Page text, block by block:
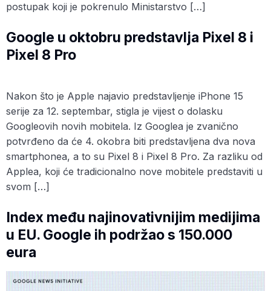
postupak koji je pokrenulo Ministarstvo […]
Google u oktobru predstavlja Pixel 8 i
Pixel 8 Pro
Nakon što je Apple najavio predstavljenje iPhone 15
serije za 12. septembar, stigla je vijest o dolasku
Googleovih novih mobitela. Iz Googlea je zvanično
potvrđeno da će 4. okobra biti predstavljena dva nova
smartphonea, a to su Pixel 8 i Pixel 8 Pro. Za razliku od
Applea, koji će tradicionalno nove mobitele predstaviti u
svom […]
Index među najinovativnijim medijima
u EU. Google ih podržao s 150.000
eura